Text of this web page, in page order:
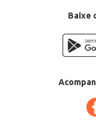
Baixe